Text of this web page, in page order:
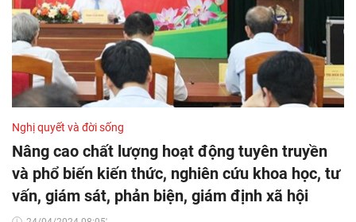
Nghị quyết và đời sống
Nâng cao chất lượng hoạt động tuyên truyền
và phổ biến kiến thức, nghiên cứu khoa học, tư
vấn, giám sát, phản biện, giám định xã hội